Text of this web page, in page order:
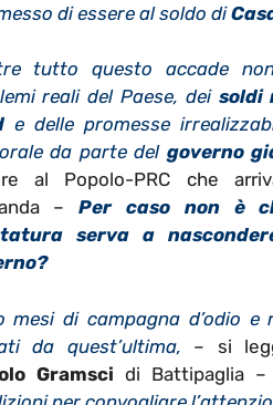
di essere al soldo di
tutto questo accade
reali del Paese, dei soldi
e delle promesse
da parte del governo
al Popolo-PRC che
–Per caso non è
serva a
mesi di campagna d’odio
da quest’ultima,
– si
Gramsci di Battipaglia –